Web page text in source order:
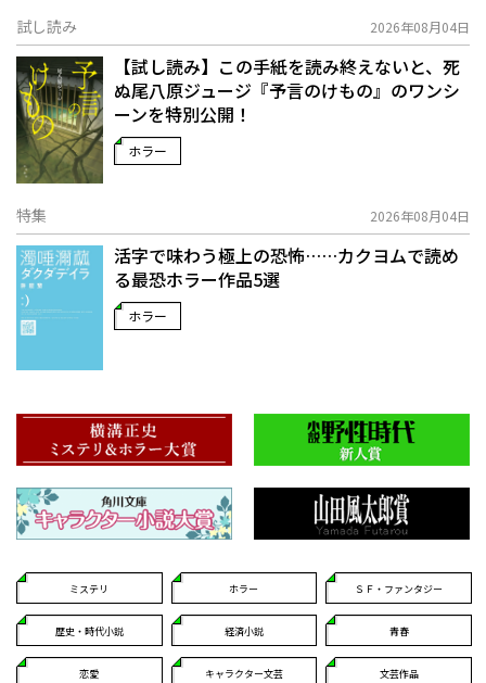
試し読み 2026年08月04日
【試し読み】この手紙を読み終えないと、死
ぬ――尾八原ジュージ『予言のけもの』のワンシ
ーンを特別公開！
ホラー
特集 2026年08月04日
活字で味わう極上の恐怖……カクヨムで読め
る最恐ホラー作品5選
ホラー
ミステリ ホラー ＳＦ・ファンタジー
歴史・時代小説 経済小説 青春
恋愛 キャラクター文芸 文芸作品